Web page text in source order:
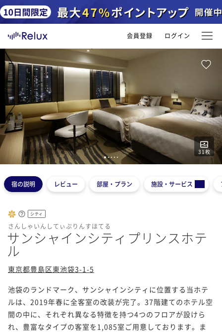
会員登録 ログイン
31 枚
123 4 5
宿の説明 レビュー 部屋・プラン 施設・サービス
シティ
さんしゃいんしてぃぷりんすほてる
サンシャインシティプリンスホテ
ル
東京都豊島区東池袋3-1-5
池袋のランドマーク、サンシャインシティに位置する当ホテ
ルは、2019年春に全客室の改装が完了。37階建てのホテル空
間の中に、それぞれ異なる特徴を持つ4つのフロアが設けら
れ、豊富なタイプの客室を1,085室ご用意しております。ま